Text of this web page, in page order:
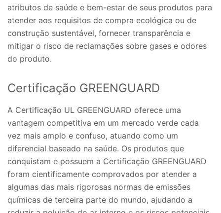
atributos de saúde e bem-estar de seus produtos para
atender aos requisitos de compra ecológica ou de
construção sustentável, fornecer transparência e
mitigar o risco de reclamações sobre gases e odores
do produto.
Certificação GREENGUARD
A Certificação UL GREENGUARD oferece uma
vantagem competitiva em um mercado verde cada
vez mais amplo e confuso, atuando como um
diferencial baseado na saúde. Os produtos que
conquistam e possuem a Certificação GREENGUARD
foram cientificamente comprovados por atender a
algumas das mais rigorosas normas de emissões
químicas de terceira parte do mundo, ajudando a